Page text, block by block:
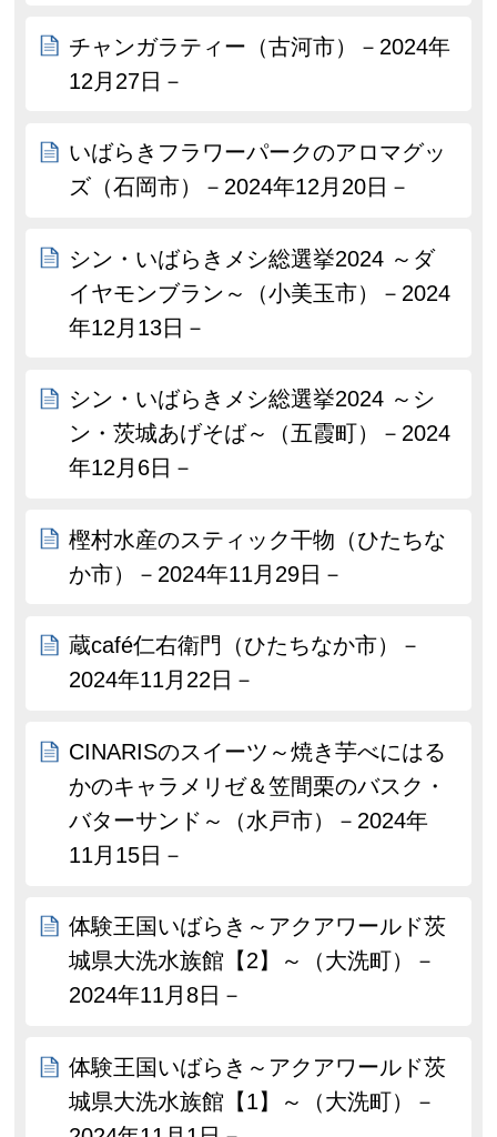
チャンガラティー（古河市）－2024年
12月27日－
いばらきフラワーパークのアロマグッ
ズ（石岡市）－2024年12月20日－
シン・いばらきメシ総選挙2024 ～ダ
イヤモンブラン～（小美玉市）－2024
年12月13日－
シン・いばらきメシ総選挙2024 ～シ
ン・茨城あげそば～（五霞町）－2024
年12月6日－
樫村水産のスティック干物（ひたちな
か市）－2024年11月29日－
蔵café仁右衛門（ひたちなか市）－
2024年11月22日－
CINARISのスイーツ～焼き芋べにはる
かのキャラメリゼ＆笠間栗のバスク・
バターサンド～（水戸市）－2024年
11月15日－
体験王国いばらき～アクアワールド茨
城県大洗水族館【2】～（大洗町）－
2024年11月8日－
体験王国いばらき～アクアワールド茨
城県大洗水族館【1】～（大洗町）－